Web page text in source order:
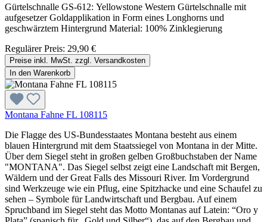
Gürtelschnalle GS-612: Yellowstone Western Gürtelschnalle mit
aufgesetzer Goldapplikation in Form eines Longhorns und
geschwärztem Hintergrund Material: 100% Zinklegierung
Regulärer Preis: 29,90 €
Preise inkl. MwSt. zzgl. Versandkosten
In den Warenkorb
Montana Fahne FL 108115
Die Flagge des US-Bundesstaates Montana besteht aus einem
blauen Hintergrund mit dem Staatssiegel von Montana in der Mitte.
Über dem Siegel steht in großen gelben Großbuchstaben der Name
"MONTANA". Das Siegel selbst zeigt eine Landschaft mit Bergen,
Wäldern und der Great Falls des Missouri River. Im Vordergrund
sind Werkzeuge wie ein Pflug, eine Spitzhacke und eine Schaufel zu
sehen – Symbole für Landwirtschaft und Bergbau. Auf einem
Spruchband im Siegel steht das Motto Montanas auf Latein: “Oro y